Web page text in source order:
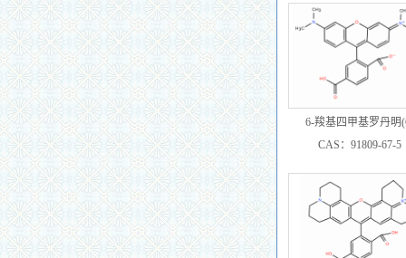
6-羧基四甲基罗丹明
TAMRA ) CAS：
CAS：91809-67-5